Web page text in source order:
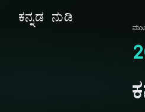
ಕನ್ನಡ ನುಡಿ